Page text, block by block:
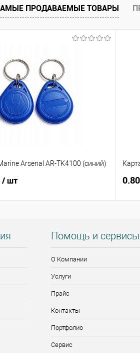
ПРОДАВАЕМЫЕ ТОВАРЫ
Arsenal AR-TK4100 (синий)
/ шт
Помощь и сервисы
О Компании
Услуги
Прайс
Контакты
Портфолио
Сервис